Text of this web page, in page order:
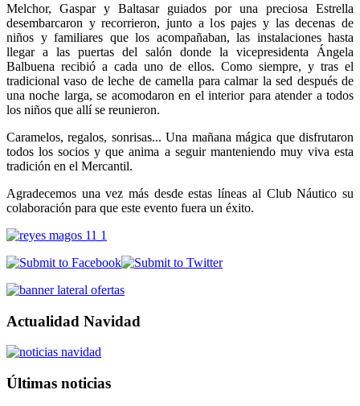
Melchor, Gaspar y Baltasar guiados por una preciosa Estrella
desembarcaron y recorrieron, junto a los pajes y las decenas de
niños y familiares que los acompañaban, las instalaciones hasta
llegar a las puertas del salón donde la vicepresidenta Ángela
Balbuena recibió a cada uno de ellos. Como siempre, y tras el
tradicional vaso de leche de camella para calmar la sed después de
una noche larga, se acomodaron en el interior para atender a todos
los niños que allí se reunieron.
Caramelos, regalos, sonrisas... Una mañana mágica que disfrutaron
todos los socios y que anima a seguir manteniendo muy viva esta
tradición en el Mercantil.
Agradecemos una vez más desde estas líneas al Club Náutico su
colaboración para que este evento fuera un éxito.
Actualidad Navidad
Últimas noticias